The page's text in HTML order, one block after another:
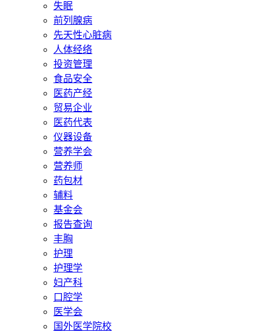
失眠
前列腺病
先天性心脏病
人体经络
投资管理
食品安全
医药产经
贸易企业
医药代表
仪器设备
营养学会
营养师
药包材
辅料
基金会
报告查询
丰胸
护理
护理学
妇产科
口腔学
医学会
国外医学院校